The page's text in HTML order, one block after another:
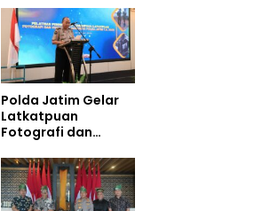
Polda Jatim Gelar
Latkatpuan
Fotografi dan
Tingkatkan
Kompetensi
Personel di Era